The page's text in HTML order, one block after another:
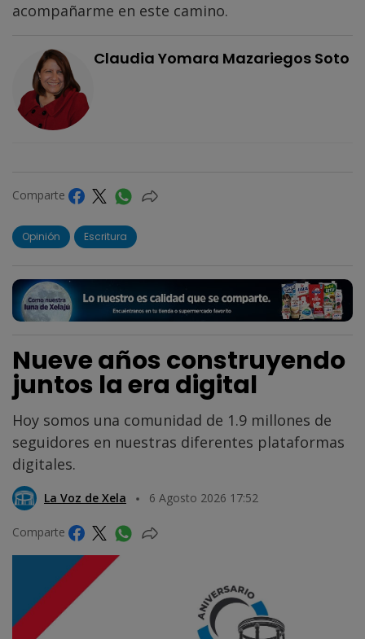
acompañarme en este camino.
Claudia Yomara Mazariegos Soto
Comparte
Opinión Escritura
Nueve años construyendo
juntos la era digital
Hoy somos una comunidad de 1.9 millones de
seguidores en nuestras diferentes plataformas
digitales.
La Voz de Xela 6 Agosto 2026 17:52
Comparte